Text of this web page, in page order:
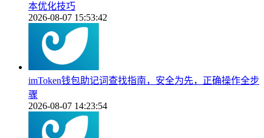
本优化技巧
2026-08-07 15:53:42
imToken钱包助记词查找指南，安全为先，正确操作全步
骤
2026-08-07 14:23:54